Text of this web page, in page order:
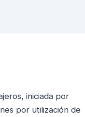
iniciada por
por utilización de